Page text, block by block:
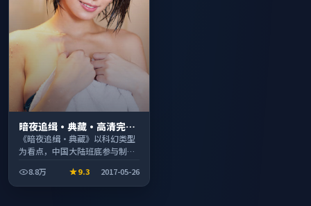
暗夜追缉·典藏·高清完整
收录适合周末一口气刷完
《暗夜追缉·典藏》以科幻类型
为看点，中国大陆班底参与制
休闲时段观看。
8.8万 9.3 2017-05-26